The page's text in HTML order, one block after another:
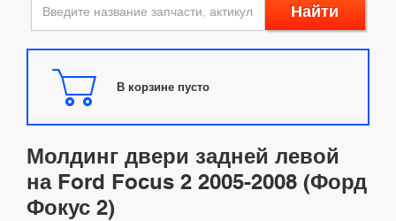
Найти
В корзине пусто
Молдинг двери задней левой
на Ford Focus 2 2005-2008 (Форд
Фокус 2)